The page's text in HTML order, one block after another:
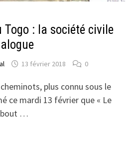
Togo : la société civile
13 février 2018 0
plus connu sous le
ce mardi 13 février que « Le
…